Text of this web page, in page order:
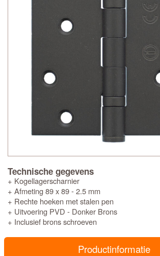
Technische gegevens
+ Kogellagerscharnier
+ Afmeting 89 x 89 - 2.5 mm
+ Rechte hoeken met stalen pen
+ Uitvoering PVD - Donker Brons
+ Inclusief brons schroeven
Productinformatie